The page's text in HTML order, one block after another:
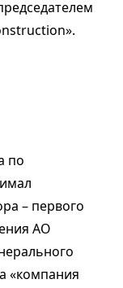
по
– первого
АО
«компания